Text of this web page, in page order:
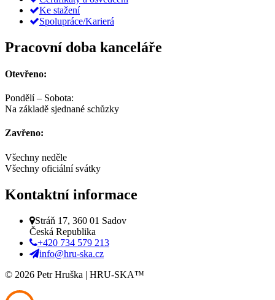
Ke stažení
Spolupráce/Karierá
Pracovní doba kanceláře
Otevřeno:
Pondělí – Sobota:
Na základě sjednané schůzky
Zavřeno:
Všechny neděle
Všechny oficiální svátky
Kontaktní informace
Stráň 17, 360 01 Sadov
Česká Republika
+420 734 579 213
info@hru-ska.cz
© 2026 Petr Hruška | HRU-SKA™